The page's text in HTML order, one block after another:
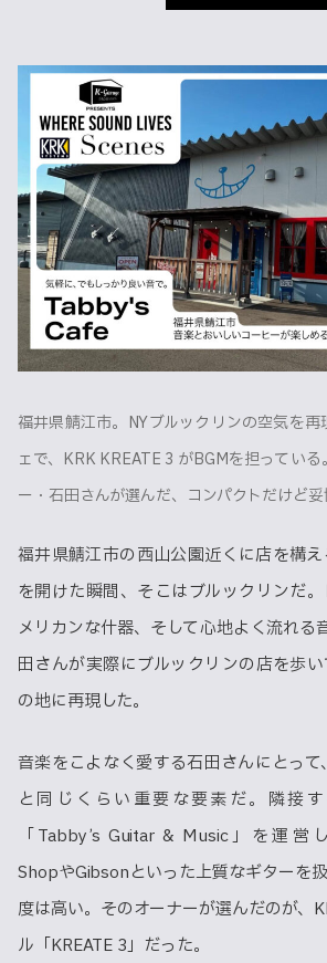
福井県鯖江市。NYブルックリンの空気を
ェで、KRK KREATE 3 がBGMを担ってい
ー・石田さんが選んだ、コンパクトだけど妥
福井県鯖江市の西山公園近くに店を構
を開けた瞬間、そこはブルックリンだ
メリカンな什器、そして心地よく流れ
田さんが実際にブルックリンの店を歩
の地に再現した。
音楽をこよなく愛する石田さんにとっ
と同じくらい重要な要素だ。隣接
「Tabby’s Guitar & Music」を運営
ShopやGibsonといった上質なギターを
度は高い。そのオーナーが選んだのが、
ル「KREATE 3」だった。